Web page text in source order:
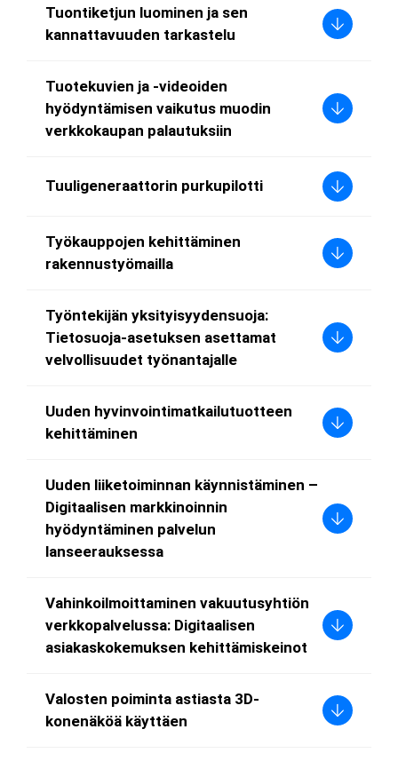
Tuontiketjun luominen ja sen
kannattavuuden tarkastelu
Tuotekuvien ja -videoiden
hyödyntämisen vaikutus muodin
verkkokaupan palautuksiin
Tuuligeneraattorin purkupilotti
Työkauppojen kehittäminen
rakennustyömailla
Työntekijän yksityisyydensuoja:
Tietosuoja-asetuksen asettamat
velvollisuudet työnantajalle
Uuden hyvinvointimatkailutuotteen
kehittäminen
Uuden liiketoiminnan käynnistäminen –
Digitaalisen markkinoinnin
hyödyntäminen palvelun
lanseerauksessa
Vahinkoilmoittaminen vakuutusyhtiön
verkkopalvelussa: Digitaalisen
asiakaskokemuksen kehittämiskeinot
Valosten poiminta astiasta 3D-
konenäköä käyttäen